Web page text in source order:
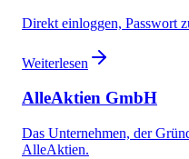
Direkt einloggen, Passwort
Weiterlesen
AlleAktien GmbH
Das Unternehmen, der
AlleAktien.